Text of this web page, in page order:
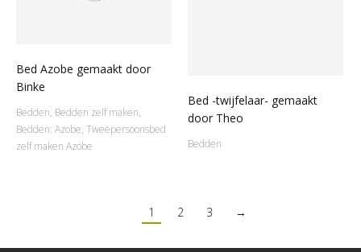
Bed -twijfelaar- gemaakt
door Theo
Bedden
Bed Azobe gemaakt door
Binke
Bedden, Bedden zelf maken,
Bedden: Azobe, Tweepersoonsbed
zelf maken Azobe
1 2 3 →